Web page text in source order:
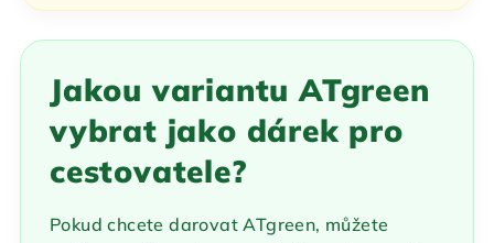
Jakou variantu ATgreen
vybrat jako dárek pro
cestovatele?
Pokud chcete darovat ATgreen, můžete